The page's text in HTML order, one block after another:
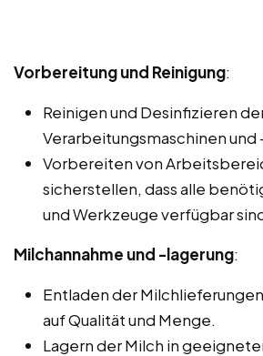
Vorbereitung und Reinigung:
Reinigen und Desinfizieren
Verarbeitungsmaschinen und
Vorbereiten von
sicherstellen, dass alle
und Werkzeuge verfügbar
Milchannahme und -lagerung:
Entladen der
auf Qualität und Menge.
Lagern der Milch in